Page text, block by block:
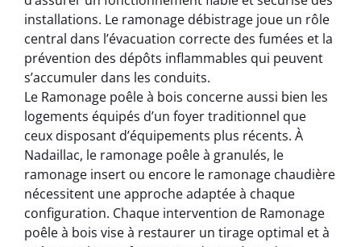
installations. Le ramonage débistrage joue un rôle
central dans l’évacuation correcte des fumées et la
prévention des dépôts inflammables qui peuvent
s’accumuler dans les conduits.
Le Ramonage poêle à bois concerne aussi bien les
logements équipés d’un foyer traditionnel que
ceux disposant d’équipements plus récents. À
Nadaillac, le ramonage poêle à granulés, le
ramonage insert ou encore le ramonage chaudière
nécessitent une approche adaptée à chaque
configuration. Chaque intervention de Ramonage
poêle à bois vise à restaurer un tirage optimal et à